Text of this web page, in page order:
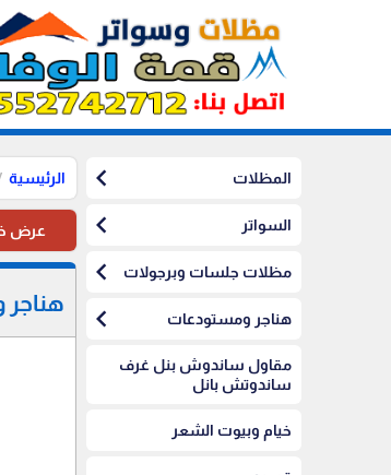
المظلات chevron_left
السواتر chevron_left
مظلات جلسات وبرجولات chevron_left
هناجر ومستودعات chevron_left
مقاول ساندوش بنل غرف
ساندوتش بانل
خيام وبيوت الشعر
الرئيسية
عرض